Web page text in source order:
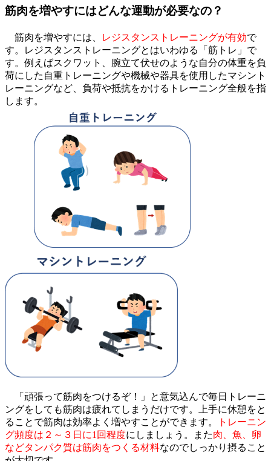
筋肉を増やすにはどんな運動が必要なの？
筋肉を増やすには、 レジスタンストレーニングが有効で
す。レジスタンストレーニングとはいわゆる「筋トレ」で
す。例えばスクワット、腕立て伏せのような自分の体重を負
荷にした自重トレーニングや機械や器具を使用したマシント
レーニングなど、負荷や抵抗をかけるトレーニング全般を指
します。
「頑張って筋肉をつけるぞ！」と意気込んで毎日トレーニ
ングをしても筋肉は疲れてしまうだけです。上手に休憩をと
ることで筋肉は効率よく増やすことができます。
トレーニン
グ頻度は２～３日に1回程度にしましょう。また肉、魚、卵
などタンパク質は筋肉をつくる材料なのでしっかり摂ること